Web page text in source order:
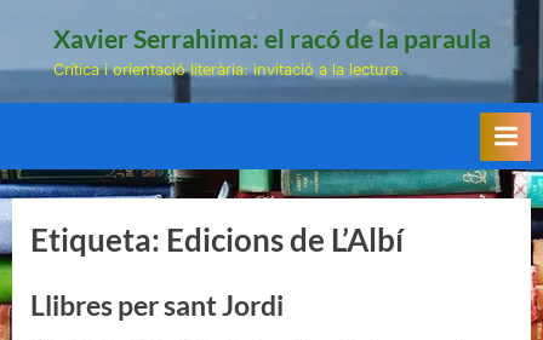
Xavier Serrahima: el racó de la paraula
Crítica i orientació literària: invitació a la lectura.
Etiqueta: Edicions de L’Albí
Llibres per sant Jordi